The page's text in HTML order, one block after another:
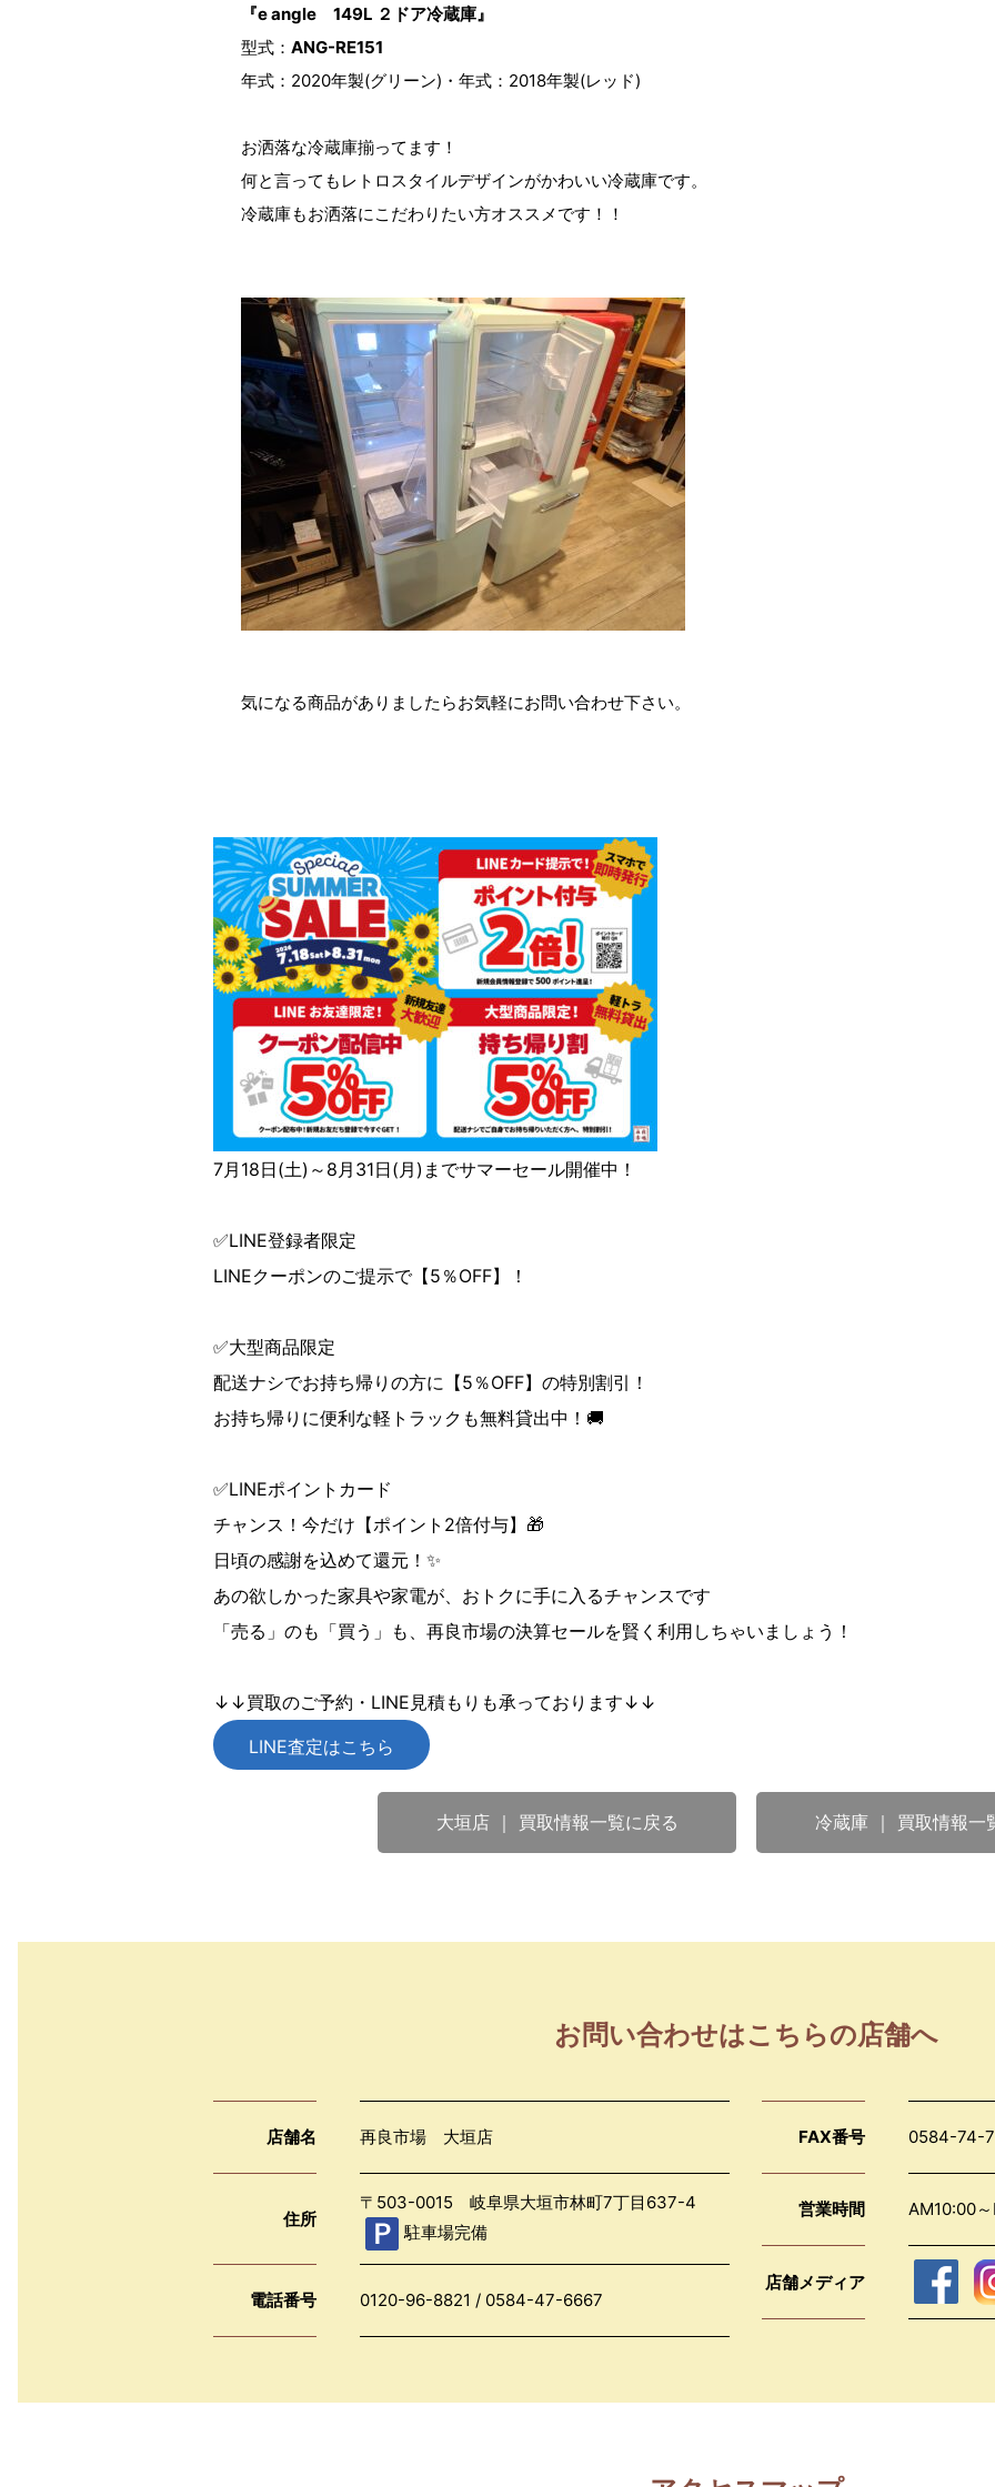
『e angle 149L ２ドア冷蔵庫』
型式： ANG-RE151
年式：2020年製(グリーン)・年式：2018年製(レッド)
お洒落な冷蔵庫揃ってます！
何と言ってもレトロスタイルデザインがかわいい冷蔵庫です。
冷蔵庫もお洒落にこだわりたい方オススメです！！
気になる商品がありましたらお気軽にお問い合わせ下さい。
7月18日(土)～8月31日(月)までサマーセール開催中！
✅LINE登録者限定
LINEクーポンのご提示で【5％OFF】！
✅大型商品限定
配送ナシでお持ち帰りの方に【5％OFF】の特別割引！
お持ち帰りに便利な軽トラックも無料貸出中！🚚
✅LINEポイントカード
チャンス！今だけ【ポイント2倍付与】🎁
日頃の感謝を込めて還元！✨
あの欲しかった家具や家電が、おトクに手に入るチャンスです
「売る」のも「買う」も、再良市場の決算セールを賢く利用しちゃいましょう！
↓↓買取のご予約・LINE見積もりも承っております↓↓
LINE査定はこちら
大垣店 ｜ 買取情報一覧に戻る 冷蔵庫 ｜ 買取情報一
お問い合わせはこちらの店舗へ
店舗名 再良市場 大垣店
住所
〒503-0015 岐阜県大垣市林町7丁目637-4
駐車場完備
電話番号 0120-96-8821 / 0584-47-6667
FAX番号 0584-74-
営業時間 AM10:00
店舗メディア